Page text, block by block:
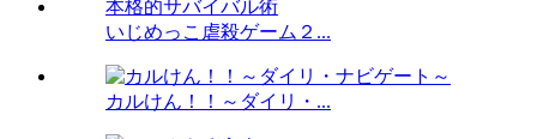
いじめっこ虐殺ゲーム２...
カルけん！！～ダイリ・...